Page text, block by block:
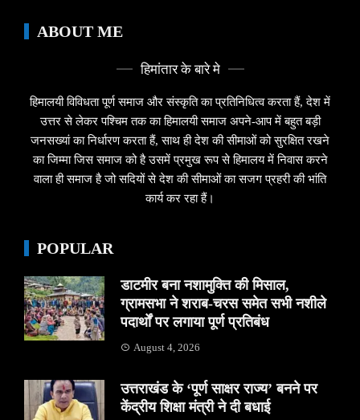
ABOUT ME
हिमांतार के बारे मे
हिमालयी विविधता पूर्ण समाज और संस्कृति का प्रतिनिधित्व करता हैं, देश में
उत्तर से लेकर पश्चिम तक का हिमालयी समाज अपने-आप में बहुत बड़ी
जनसख्यां का निर्धारण करता हैं, साथ ही देश की सीमाओं को सुरक्षित रखने
का जिम्मा जिस समाज को है उसमें प्रमुख रूप से हिमालय में निवास करने
वाला ही समाज है जो सदियों से देश की सीमाओं का सजग प्रहरी की भांति
कार्य कर रहा हैं।
POPULAR
डाटमीर बना नशामुक्ति की मिसाल,
ग्रामसभा ने शराब-चरस समेत सभी नशीले
पदार्थों पर लगाया पूर्ण प्रतिबंध
August 4, 2026
उत्तराखंड के ‘पूर्ण साक्षर राज्य’ बनने पर
केंद्रीय शिक्षा मंत्री ने दी बधाई